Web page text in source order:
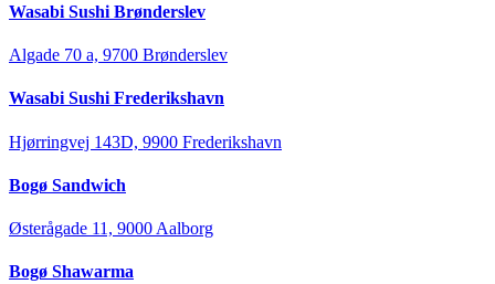
Wasabi Sushi Brønderslev
Algade 70 a, 9700 Brønderslev
Wasabi Sushi Frederikshavn
Hjørringvej 143D, 9900 Frederikshavn
Bogø Sandwich
Østerågade 11, 9000 Aalborg
Bogø Shawarma